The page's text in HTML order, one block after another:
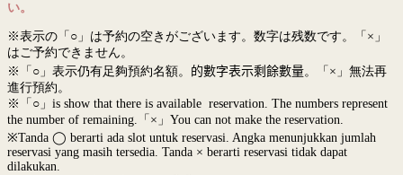
い。
※表示の「○」は予約の空きがございます。数字は残数です。「×」
はご予約できません。
※「○」表示仍有足夠預約名額。 的數字表示剩餘數量。「×」無法再
進行預約。
※「○」is show that there is available reservation. The numbers represent
the number of remaining.「×」You can not make the reservation.
※Tanda ◯ berarti ada slot untuk reservasi. Angka menunjukkan jumlah
reservasi yang masih tersedia. Tanda × berarti reservasi tidak dapat
dilakukan.